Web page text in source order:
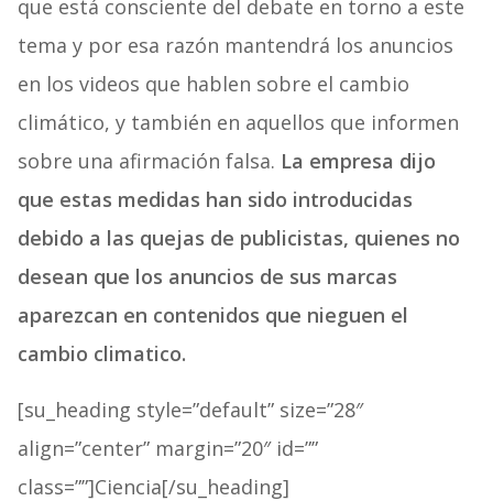
que está consciente del debate en torno a este
tema y por esa razón mantendrá los anuncios
en los videos que hablen sobre el cambio
climático, y también en aquellos que informen
sobre una afirmación falsa. La empresa dijo
que estas medidas han sido introducidas
debido a las quejas de publicistas, quienes no
desean que los anuncios de sus marcas
aparezcan en contenidos que nieguen el
cambio climatico.
[su_heading style=”default” size=”28″
align=”center” margin=”20″ id=””
class=””]Ciencia[/su_heading]